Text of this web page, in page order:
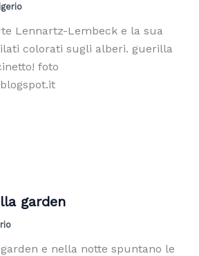
Lennartz-Lembeck e la sua
colorati sugli alberi. guerilla
foto
garden
e nella notte spuntano le